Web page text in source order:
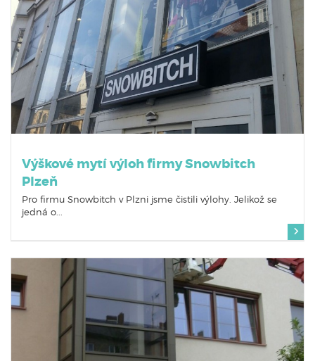
Výškové mytí výloh firmy Snowbitch
Plzeň
Pro firmu Snowbitch v Plzni jsme čistili výlohy. Jelikož se
jedná o...